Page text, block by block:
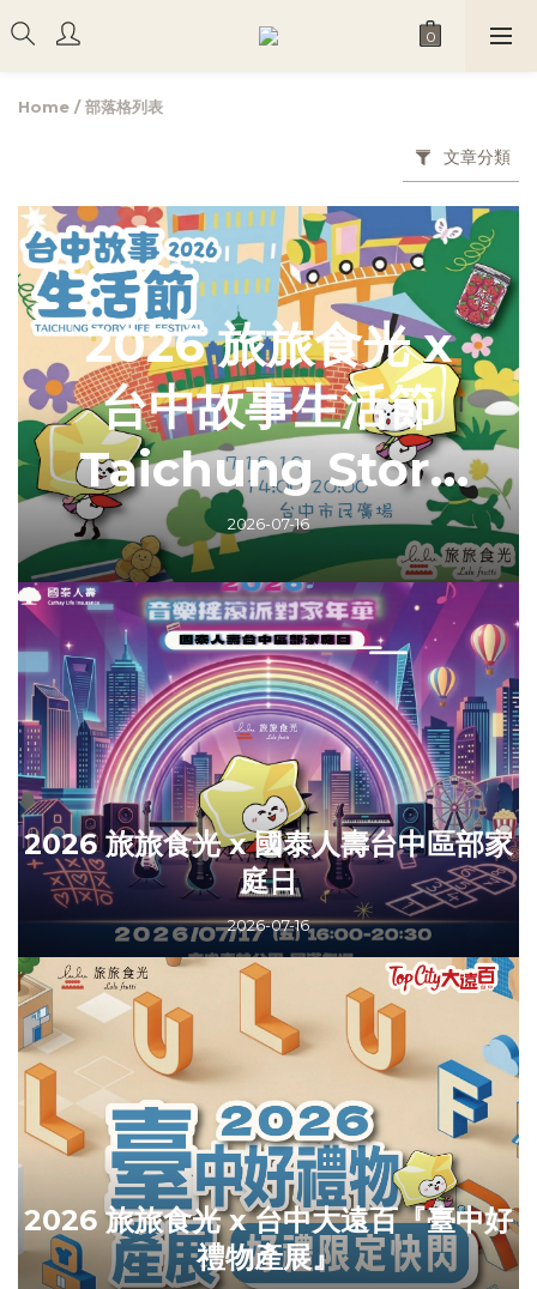
Home /部落格列表
文章分類
2026 旅旅食光 x
台中故事生活節
Taichung Story
Life Festival
2026-07-16
2026 旅旅食光 x 國泰人壽台中區部家
庭日
2026-07-16
2026 旅旅食光 x 台中大遠百『臺中好
禮物產展』